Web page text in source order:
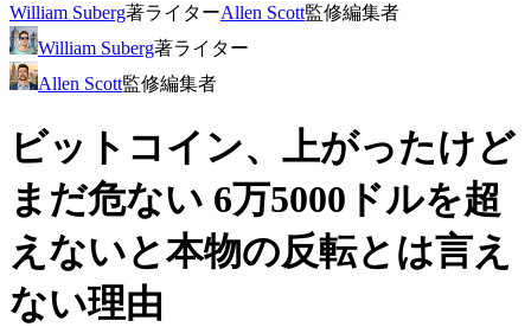
William Suberg著ライターAllen Scott監修編集者
William Suberg著ライター
Allen Scott監修編集者
ビットコイン、上がったけど
まだ危ない 6万5000ドルを超
えないと本物の反転とは言え
ない理由